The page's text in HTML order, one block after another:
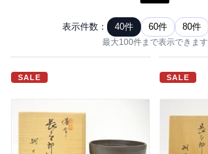
表示件数： 40件 60件 80件
最大100件まで表示できます
SALE SALE